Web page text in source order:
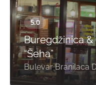
Buregdžinica
“Šeha”
Bulevar Branilaca